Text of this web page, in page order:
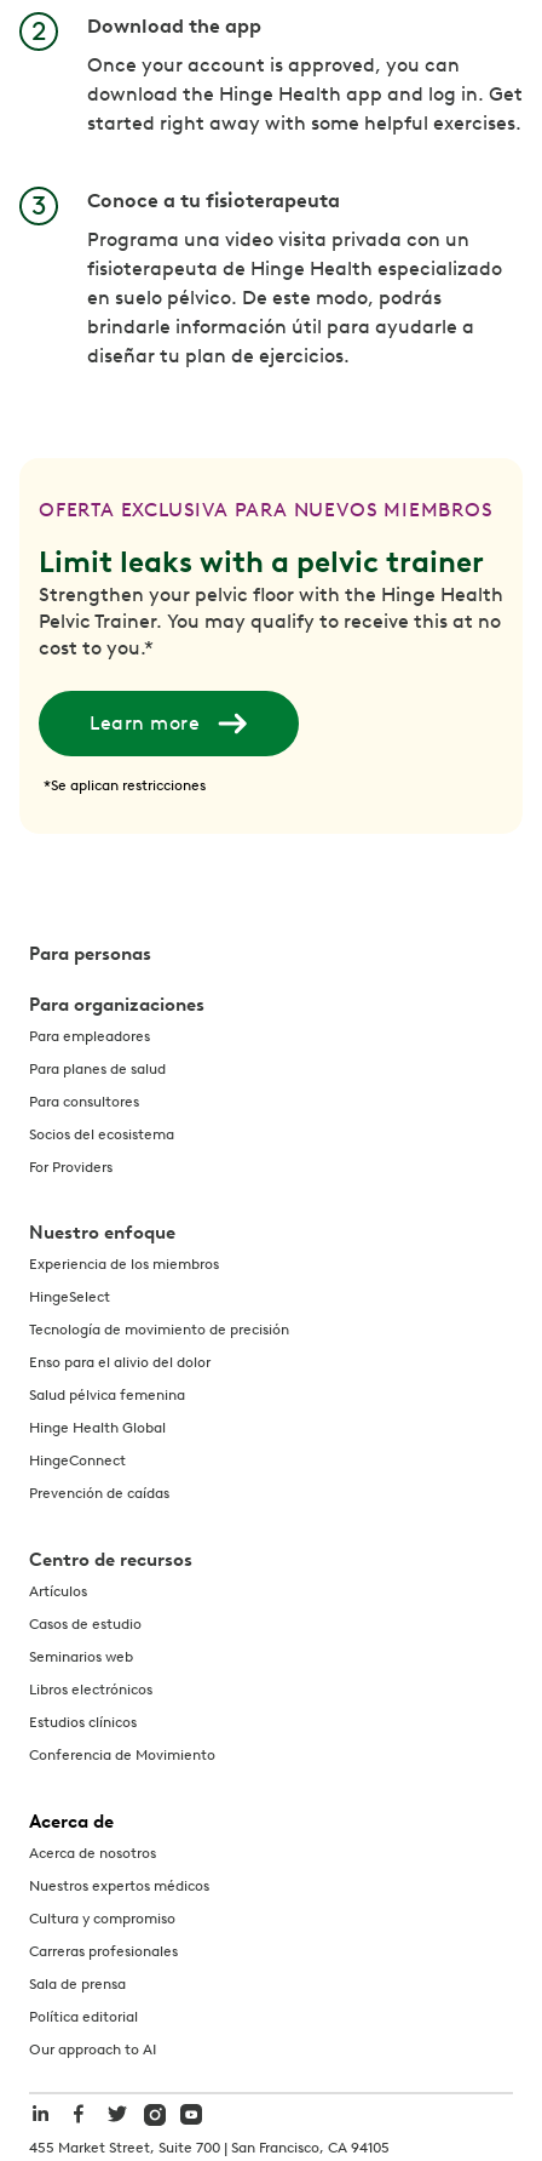
Download the app
Once your account is approved, you can
download the Hinge Health app and log in. Get
started right away with some helpful exercises.
Conoce a tu fisioterapeuta
Programa una video visita privada con un
fisioterapeuta de Hinge Health especializado
en suelo pélvico. De este modo, podrás
brindarle información útil para ayudarle a
diseñar tu plan de ejercicios.
OFERTA EXCLUSIVA PARA NUEVOS MIEMBROS
Limit leaks with a pelvic trainer
Strengthen your pelvic floor with the Hinge Health
Pelvic Trainer. You may qualify to receive this at no
cost to you.*
Learn more
*Se aplican restricciones
Para personas
Para organizaciones
Para empleadores
Para planes de salud
Para consultores
Socios del ecosistema
For Providers
Nuestro enfoque
Experiencia de los miembros
HingeSelect
Tecnología de movimiento de precisión
Enso para el alivio del dolor
Salud pélvica femenina
Hinge Health Global
HingeConnect
Prevención de caídas
Centro de recursos
Artículos
Casos de estudio
Seminarios web
Libros electrónicos
Estudios clínicos
Conferencia de Movimiento
Acerca de
Acerca de nosotros
Nuestros expertos médicos
Cultura y compromiso
Carreras profesionales
Sala de prensa
Política editorial
Our approach to AI
455 Market Street, Suite 700 | San Francisco, CA 94105